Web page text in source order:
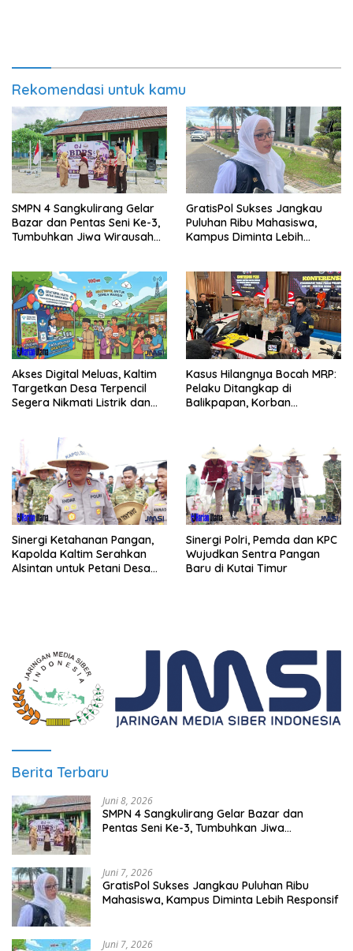
Rekomendasi untuk kamu
SMPN 4 Sangkulirang Gelar
Bazar dan Pentas Seni Ke-3,
Tumbuhkan Jiwa Wirausaha
GratisPol Sukses Jangkau
Puluhan Ribu Mahasiswa,
Kampus Diminta Lebih
Akses Digital Meluas, Kaltim
Targetkan Desa Terpencil
Segera Nikmati Listrik dan
Kasus Hilangnya Bocah MRP:
Pelaku Ditangkap di
Balikpapan, Korban
Sinergi Ketahanan Pangan,
Kapolda Kaltim Serahkan
Alsintan untuk Petani Desa
Sinergi Polri, Pemda dan KPC
Wujudkan Sentra Pangan
Baru di Kutai Timur
Berita Terbaru
Juni 8, 2026
SMPN 4 Sangkulirang Gelar Bazar dan
Pentas Seni Ke-3, Tumbuhkan Jiwa
Juni 7, 2026
GratisPol Sukses Jangkau Puluhan Ribu
Mahasiswa, Kampus Diminta Lebih Responsif
Juni 7, 2026